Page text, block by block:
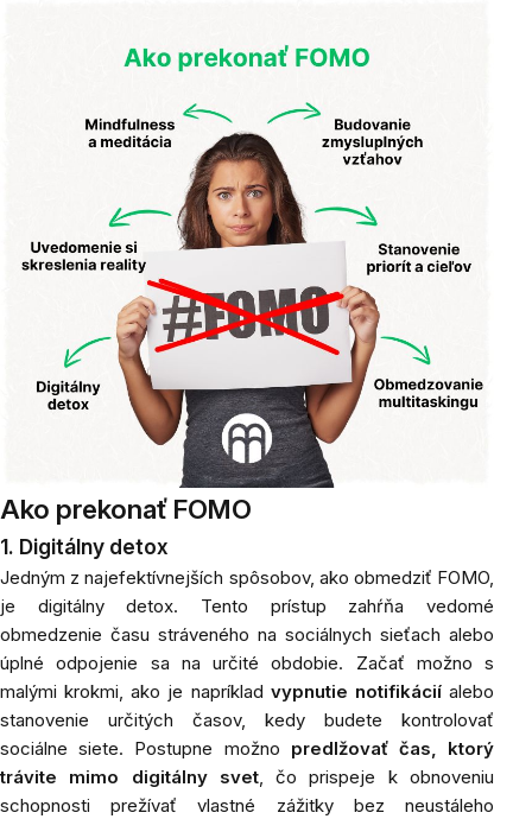
Ako prekonať FOMO
1. Digitálny detox
Jedným z najefektívnejších spôsobov, ako obmedziť FOMO,
je digitálny detox. Tento prístup zahŕňa vedomé
obmedzenie času stráveného na sociálnych sieťach alebo
úplné odpojenie sa na určité obdobie. Začať možno s
malými krokmi, ako je napríklad vypnutie notifikáciíalebo
stanovenie určitých časov, kedy budete kontrolovať
sociálne siete. Postupne možno predlžovať čas, ktorý
trávite mimo digitálny svet, čo prispeje k obnoveniu
schopnosti prežívať vlastné zážitky bez neustáleho